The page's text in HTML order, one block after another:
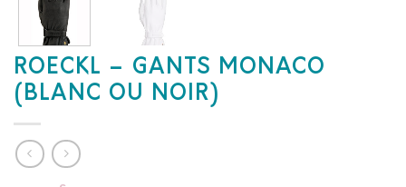
ROECKL – GANTS MONACO
(BLANC OU NOIR)